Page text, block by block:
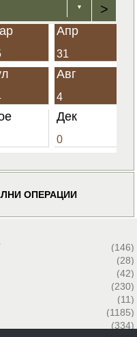
▼ >
Апр
31
Авг
4
Дек
0
ОПЕРАЦИИ
(146)
(28)
(42)
(230)
(11)
(1185)
(334)